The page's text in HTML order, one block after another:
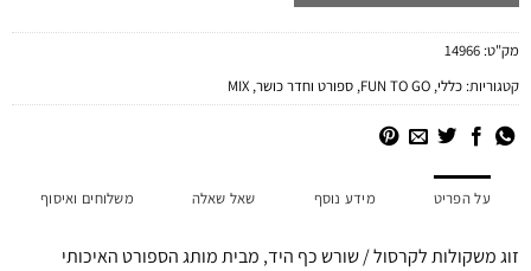
מק"ט:14966
קטגוריות:כללי,
FUN TO GO
,ספורט וחדר כושר,
MIX
על הפריט מידע נוסף שאל שאלה משלוחים ואיסוף
זוג משקולות לקרסול / שורש כף היד, מבית מותג הספורט האיכותי